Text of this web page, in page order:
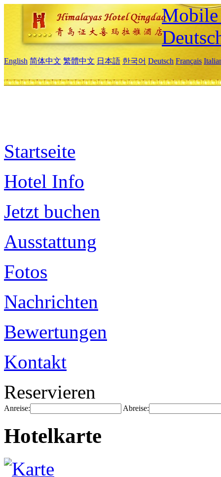
Mobile
English 简体中文 繁體中文 日本語 한국어 Deutsch Français
Startseite
Hotel Info
Jetzt buchen
Ausstattung
Fotos
Nachrichten
Bewertungen
Kontakt
Reservieren
Anreise: Abreise:
Hotelkarte